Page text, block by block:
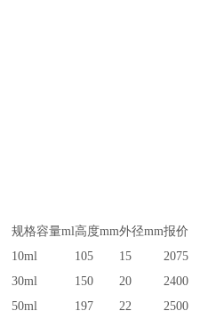
规格容量ml高度mm外径mm报价
10ml 105 15
2075
30ml 150 20
2400
50ml 197 22
2500